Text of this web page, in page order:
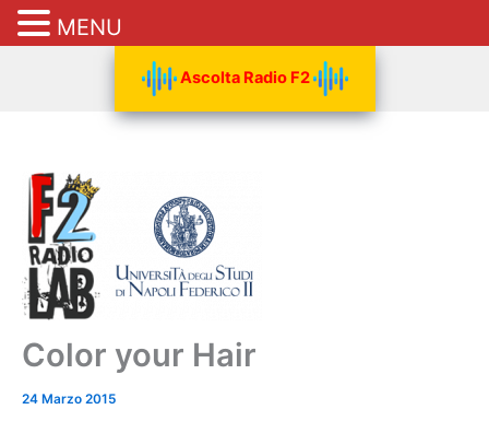
Ascolta Radio F2
Color your Hair
24 Marzo 2015
MENU